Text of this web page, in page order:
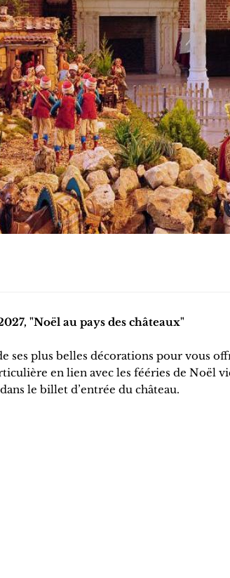
"Noël au pays des châteaux"
ses plus belles décorations pour vous
en lien avec les fééries de Noël
le billet d’entrée du château.